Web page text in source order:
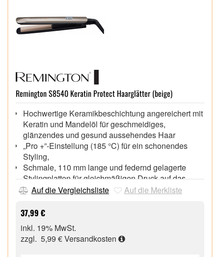
Remington S8540 Keratin Protect Haarglätter (beige)
Hochwertige Keramikbeschichtung angereichert mit
Keratin und Mandelöl für geschmeidiges,
glänzendes und gesund aussehendes Haar
„Pro +”-Einstellung (185 °C) für ein schonendes
Styling,
Schmale, 110 mm lange und federnd gelagerte
Stylingplatten für gleichmäßigen Druck auf das
Haar
von 150-230 °C, 15 Sekunden Aufheizzeit
Temperatur-Boost-Funktion ermöglicht eine schnelle
Einstellung der Höchsttemperatur
Tastensperre verhindert ein unabsichtliches
Auf die Vergleichsliste Auf die Merkliste
37,99 €
inkl. 19% MwSt.
zzgl. 5,99 €Versandkosten